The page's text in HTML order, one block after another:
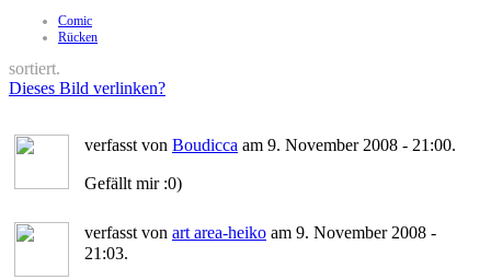
Comic
Rücken
sortiert.
Dieses Bild verlinken?
verfasst von Boudicca am 9. November 2008 - 21:00.
Gefällt mir :0)
verfasst von art area-heiko am 9. November 2008 -
21:03.